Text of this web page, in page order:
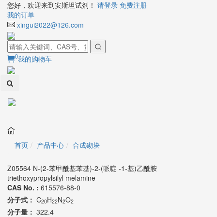
您好，欢迎来到安斯坦试剂！ 请登录 免费注册
我的订单
xingui2022@126.com
0我的购物车
首页 产品中心 合成砌块
Z05564 N-(2-苯甲酰基苯基)-2-(哌啶 -1-基)乙酰胺
triethoxypropylsilyl melamine
CAS No. : 615576-88-0
分子式： C20H22N2O2
分子量： 322.4